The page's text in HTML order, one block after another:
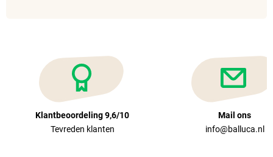
Klantbeoordeling 9,6/10
Tevreden klanten
Mail ons
info@balluca.nl